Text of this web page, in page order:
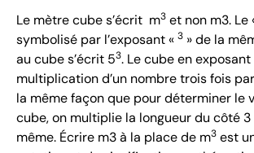
Le mètre cube s’écrit m3 et non m3. Le
symbolisé par l’exposant « 3 » de la
au cube s’écrit 53. Le cube en
multiplication d’un nombre trois fois
la même façon que pour déterminer le
cube, on multiplie la longueur du côté
même. Écrire m3 à la place de m3 est